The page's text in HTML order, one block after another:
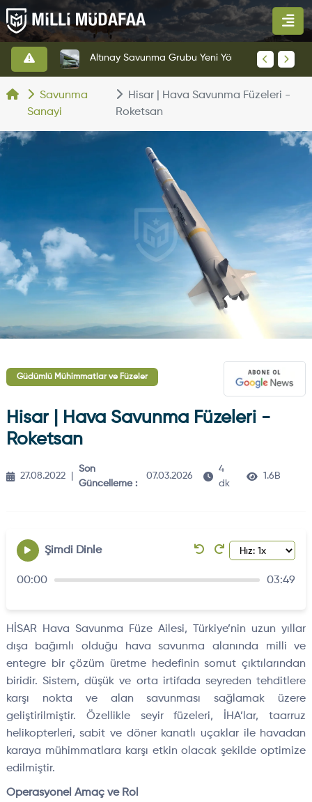
Savunma
Sanayi
Hisar | Hava Savunma Füzeleri -
Roketsan
Güdümlü Mühimmatlar ve Füzeler
Hisar | Hava Savunma Füzeleri -
Roketsan
27.08.2022
Son
Güncelleme :
07.03.2026
4
dk
1.6B
Şimdi Dinle
00:00 03:49
HİSAR Hava Savunma Füze Ailesi, Türkiye’nin uzun yıllar
dışa bağımlı olduğu hava savunma alanında milli ve
entegre bir çözüm üretme hedefinin somut çıktılarından
biridir. Sistem, düşük ve orta irtifada seyreden tehditlere
karşı nokta ve alan savunması sağlamak üzere
geliştirilmiştir. Özellikle seyir füzeleri, İHA’lar, taarruz
helikopterleri, sabit ve döner kanatlı uçaklar ile havadan
karaya mühimmatlara karşı etkin olacak şekilde optimize
edilmiştir.
Operasyonel Amaç ve Rol